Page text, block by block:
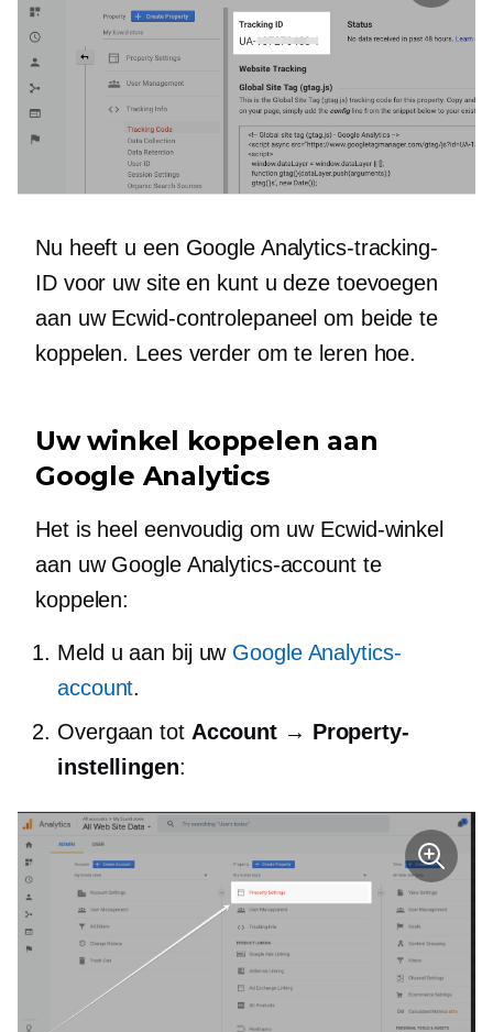
Nu heeft u een Google Analytics-tracking-
ID voor uw site en kunt u deze toevoegen
aan uw Ecwid-controlepaneel om beide te
koppelen. Lees verder om te leren hoe.
Uw winkel koppelen aan
Google Analytics
Het is heel eenvoudig om uw Ecwid-winkel
aan uw Google Analytics-account te
koppelen:
Meld u aan bij uw Google Analytics-
account.
Overgaan tot Account → Property-
instellingen: